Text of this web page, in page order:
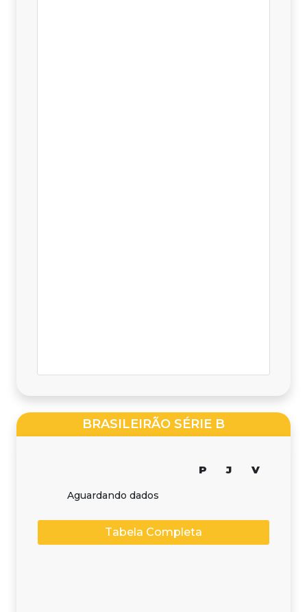
BRASILEIRÃO SÉRIE B
P J V
Aguardando dados
Tabela Completa